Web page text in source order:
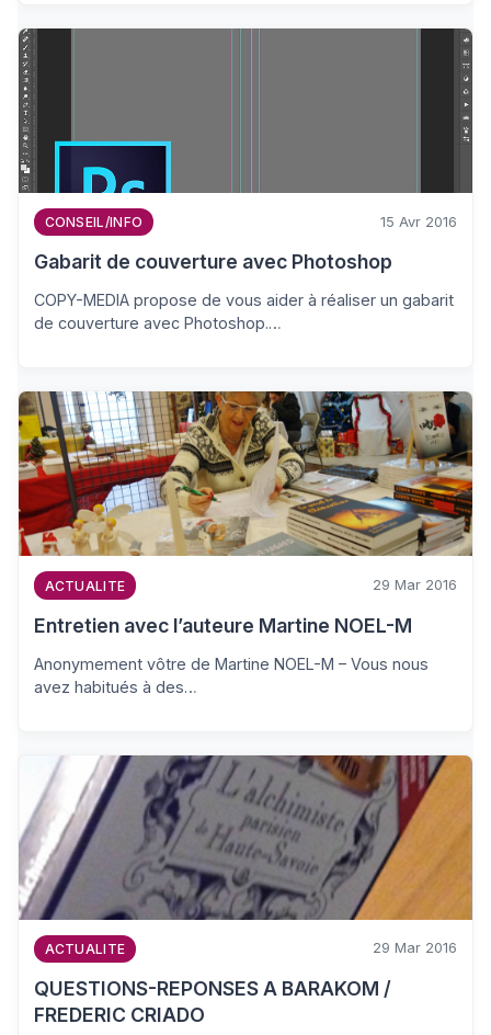
CONSEIL/INFO 15 Avr 2016
Gabarit de couverture avec Photoshop
COPY-MEDIA propose de vous aider à réaliser un gabarit
de couverture avec Photoshop.…
ACTUALITE 29 Mar 2016
Entretien avec l’auteure Martine NOEL-M
Anonymement vôtre de Martine NOEL-M – Vous nous
avez habitués à des…
ACTUALITE 29 Mar 2016
QUESTIONS-REPONSES A BARAKOM /
FREDERIC CRIADO